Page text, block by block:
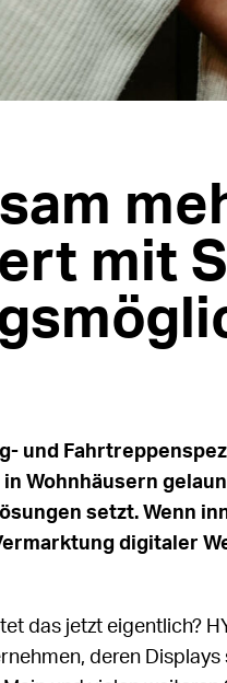
mit
und
in Wohnhäusern
setzt. Wenn
digitaler
das jetzt eigentlich?
deren